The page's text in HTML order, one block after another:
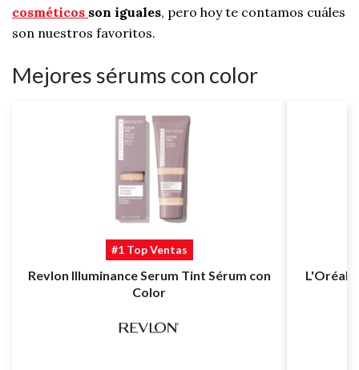
cosméticos son iguales, pero hoy te contamos cuáles
son nuestros favoritos.
Mejores sérums con color
#1 Top Ventas
Revlon Illuminance Serum Tint Sérum con
Color
L'Oréal